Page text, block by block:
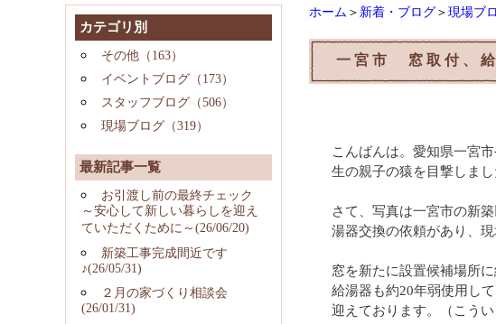
ホーム ＞ 新着・ブログ ＞ 現場ブ
一宮市 窓取付、
こんばんは。愛知県一宮
生の親子の猿を目撃しまし
さて、写真は一宮市の新
湯器交換の依頼があり、
窓を新たに設置候補場所
給湯器も約20年弱使用し
迎えております。（こう
カテゴリ別
その他（163）
イベントブログ（173）
スタッフブログ（506）
現場ブログ（319）
最新記事一覧
お引渡し前の最終チェック
～安心して新しい暮らしを迎え
ていただくために～(26/06/20)
新築工事完成間近です
♪(26/05/31)
２月の家づくり相談会
(26/01/31)